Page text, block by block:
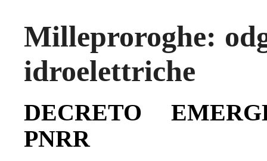
Milleproroghe:
idroelettriche
DECRETO
PNRR